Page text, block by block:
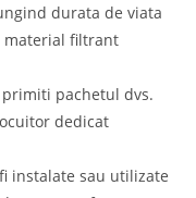
durata de viata
material filtrant
primiti pachetul dvs.
dedicat
instalate sau utilizate